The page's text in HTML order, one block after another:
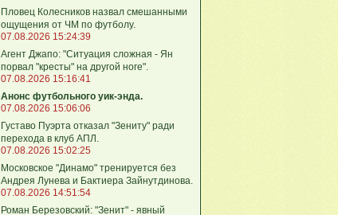
Пловец Колесников назвал смешанными
ощущения от ЧМ по футболу.
07.08.2026 15:24:39
Агент Джапо: "Ситуация сложная - Ян
порвал "кресты" на другой ноге".
07.08.2026 15:16:41
Анонс футбольного уик-энда.
07.08.2026 15:06:06
Густаво Пуэрта отказал "Зениту" ради
перехода в клуб АПЛ.
07.08.2026 15:02:25
Московское "Динамо" тренируется без
Андрея Лунева и Бактиера Зайнутдинова.
07.08.2026 14:51:54
Роман Березовский: "Зенит" - явный